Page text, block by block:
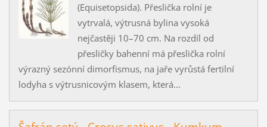
(Equisetopsida). Přeslička rolní je
vytrvalá, výtrusná bylina vysoká
nejčastěji 10–70 cm. Na rozdíl od
přesličky bahenní má přeslička rolní
výrazný sezónní dimorfismus, na jaře vyrůstá fertilní
lodyha s výtrusnicovým klasem, která...